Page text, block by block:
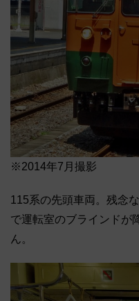
※2014年7月撮影
115系の先頭車両。残念
で運転室のブラインドが
ん。